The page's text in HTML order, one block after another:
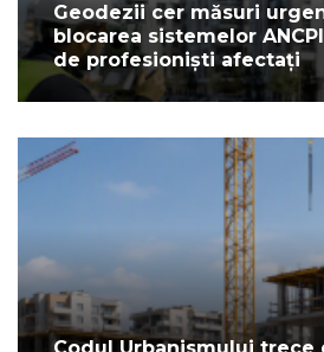
Geodezii cer măsuri
blocarea sistemelor
de profesioniști afectați